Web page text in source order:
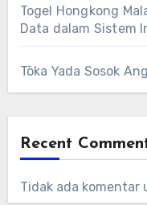
Togel Hongkong
Data dalam Sistem
Tōka Yada Sosok
Recent
Tidak ada komentar